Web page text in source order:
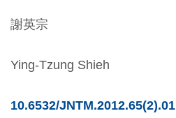
究
謝英宗
Ying-Tzung Shieh
10.6532/JNTM.2012.65(2).01